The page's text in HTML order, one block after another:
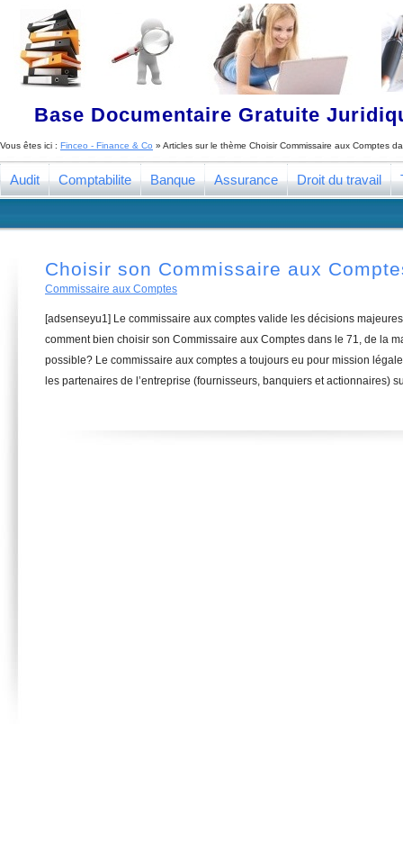
Base Documentaire Gratuite
Vous êtes ici : Finceo - Finance & Co » Articles sur le thème Choisir Commissaire aux Comptes
Audit Comptabilite Banque Assurance Droit du travail
Choisir son Commissaire aux
Commissaire aux Comptes
[adsenseyu1] Le commissaire aux comptes valide les décisions
comment bien choisir son Commissaire aux Comptes dans le 71, de la
possible? Le commissaire aux comptes a toujours eu pour mission
les partenaires de l’entreprise (fournisseurs, banquiers et actionnaires)